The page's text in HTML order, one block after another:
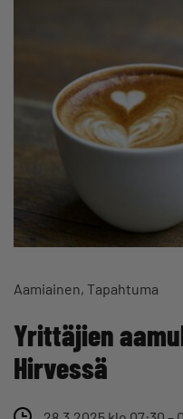
Aamiainen Tapahtuma
Yrittäjien
Hirvessä